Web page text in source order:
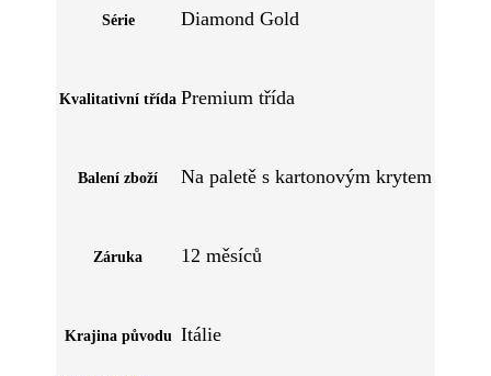
Série Diamond Gold
Kvalitativní třída Premium třída
Balení zboží Na paletě s kartonovým krytem
Záruka 12 měsíců
Krajina původu Itálie